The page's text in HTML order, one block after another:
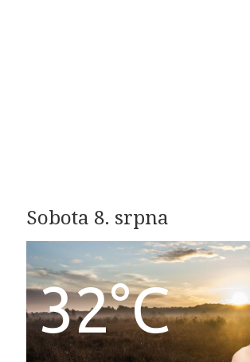
Sobota 8. srpna
32°C